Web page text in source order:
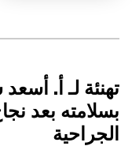
تهنئة لـ أ.
بسلامته بعد
الجراحية